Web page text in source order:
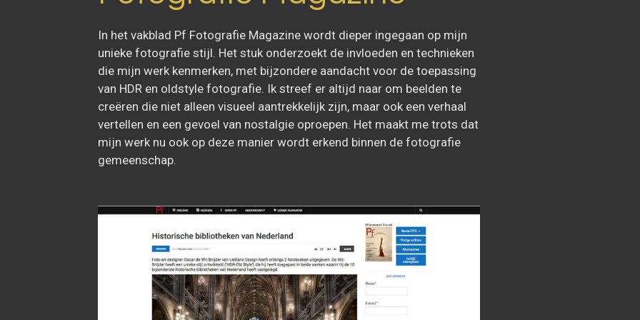
In het vakblad Pf Fotografie Magazine wordt dieper ingegaan op mijn
unieke fotografie stijl. Het stuk onderzoekt de invloeden en technieken
die mijn werk kenmerken, met bijzondere aandacht voor de toepassing
van HDR en oldstyle fotografie. Ik streef er altijd naar om beelden te
creëren die niet alleen visueel aantrekkelijk zijn, maar ook een verhaal
vertellen en een gevoel van nostalgie oproepen. Het maakt me trots dat
mijn werk nu ook op deze manier wordt erkend binnen de fotografie
gemeenschap.